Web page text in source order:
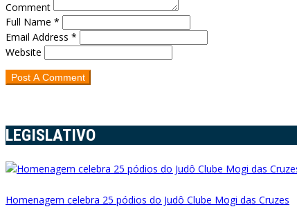
Comment
Full Name *
Email Address *
Website
LEGISLATIVO
Homenagem celebra 25 pódios do Judô Clube Mogi das Cruzes